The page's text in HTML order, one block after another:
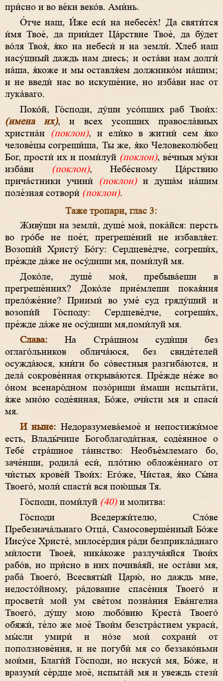
при́с­но и во ве́­ки ве­ко́в. Ами́нь.
О́т­че наш, И́же еси́ на небесе́х! Да святи́тся
и́мя Твое́, да прии́дет Ца́рст­вие Твое́, да бу́дет
во́ля Твоя́, я́ко на не­бе­си́ и на зем­ли́. Хлеб наш
насу́щный даждь нам днесь; и оста́­ви нам долги́
на́­ша, я́ко­же и мы оставля́ем должнико́м на́­шим;
и не введи́ нас во искуше́ние, но из­ба́­ви нас от
лу­ка́­ва­го.
Поко́й, Го́споди, ду́ши усо́пших раб Твои́х:
(имена их), и всех усопших правосла́вных
христиа́н(поклон), и ели́ко в житии́ сем я́ко
челове́цы согреши́ша, Ты же, я́ко Человеколю́бец
Бог, прости́ их и поми́луй(поклон), ве́чныя му́ки
изба́ви (поклон), Небе́сному Ца́рствию
прича́стники учини́(поклон)и душа́м на́шим
поле́зная сотвори́ (поклон).
Таже тропари, глас 3:
Живу́щи на земли́, душе́ моя́, пока́йся: персть
во гро́бе не пое́т, прегреше́ний не избавля́ет.
Возопи́й Христу́ Бо́гу: Сердцеве́дче, согреши́х,
пре́жде да́же не осу́диши мя, поми́луй мя.
Доко́ле, душе́ моя́, пребыва́еши в
прегреше́ниих? Доко́ле прие́млеши покая́ния
прело́же́ние? Приими́ во уме́ суд гряду́щий и
возопи́й Го́споду: Сердцеве́дче, согреши́х,
пре́жде да́же не осу́диши мя,поми́луй мя.
Слава:На Стра́шном суди́щи без
оглаго́льников облича́юся, без свиде́телей
осужда́юся, кни́ги бо со́вестныя разгиба́ются, и
дела́ сокрове́нная открыва́ются. Пре́жде не́же во
о́ном всенаро́дном позо́рищи и́маши испыта́ти,
я́же мно́ю соде́янная, Бо́же, очи́сти мя и спаси́
мя.
И ныне:Недоразумева́емое́ и непостижи́мое
есть, Влады́чице Богоблагода́тная, соде́янное о
Тебе́ стра́шное та́инство: Необъе́млемаго бо,
заче́нши, родила́ еси́, пло́тию обложе́ннаго от
чи́стых крове́й Твои́х: Его́же, Чи́стая, я́ко Сы́на
Твоего́, моли́ спасти́ вся пою́щыя Тя.
Го́споди, поми́луй (40)и молитва:
Го́споди Вседержи́телю, Сло́ве
Пребезнача́льнаго Отца́, Самосоверше́нный Бо́же
Иису́се Христе́, милосе́рдия ра́ди безприкла́днаго
ми́лости Твоея́, ника́коже разлуча́яйся Твои́х
рабо́в, но при́сно в них почива́яй, не оста́ви мя,
раба́ Твоего́, Всесвяты́й Царю́, но даждь мне,
недосто́йному, ра́дование спасе́ния Твоего́ и
просвети́ мой ум све́том позна́ния Ева́нгелиа
Твоего́, ду́шу мою любо́вию Креста́ Твоего́
обяжи́, те́ло же мое́ Твои́м безстра́стием украси́,
мы́сли умири́ и но́зе мои́ сохрани́ от
поползнове́ния, и не погуби́ мя со беззако́ньми
мои́ми, Благи́й Го́споди, но искуси́ мя, Бо́же, и
вразуми́ се́рдце мое́, испыта́й мя и увеждь стези́